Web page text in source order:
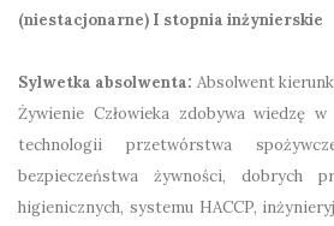
(niestacjonarne) I stopnia inżynierskie
Sylwetka absolwenta: Absolwent
Żywienie Człowieka zdobywa wiedzę
technologii przetwórstwa
bezpieczeństwa żywności, dobrych
higienicznych, systemu HACCP,